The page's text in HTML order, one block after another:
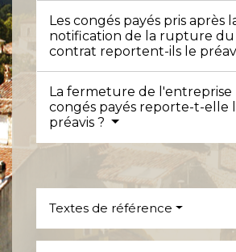
Les congés payés pris après
notification de la rupture du
contrat reportent-ils le
La fermeture de
congés payés reporte-t-elle
préavis ?
Textes de référence